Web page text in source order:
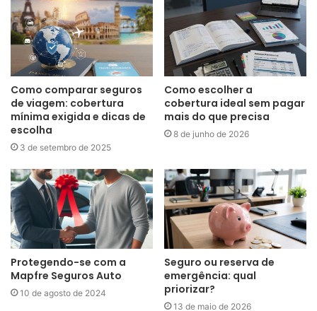
Como comparar seguros
de viagem: cobertura
mínima exigida e dicas de
escolha
3 de setembro de 2025
Como escolher a
cobertura ideal sem pagar
mais do que precisa
8 de junho de 2026
Protegendo-se com a
Mapfre Seguros Auto
10 de agosto de 2024
Seguro ou reserva de
emergência: qual
priorizar?
13 de maio de 2026